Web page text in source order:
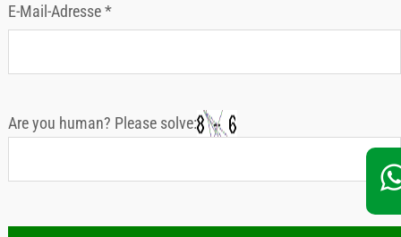
E-Mail-Adresse*
Are you human? Please solve: